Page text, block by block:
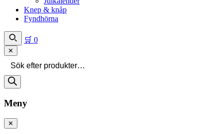
Knep & knåp
Fyndhörna
🛒 0
✕
Meny
✕